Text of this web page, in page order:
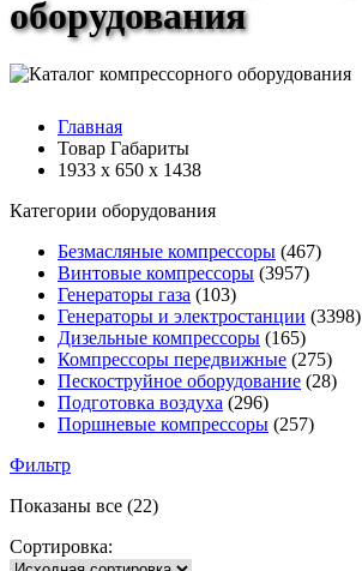
оборудования
Главная
Товар Габариты
1933 х 650 х 1438
Категории оборудования
Безмасляные компрессоры (467)
Винтовые компрессоры (3957)
Генераторы газа (103)
Генераторы и электростанции (3398)
Дизельные компрессоры (165)
Компрессоры передвижные (275)
Пескоструйное оборудование (28)
Подготовка воздуха (296)
Поршневые компрессоры (257)
Фильтр
Показаны все (22)
Сортировка: